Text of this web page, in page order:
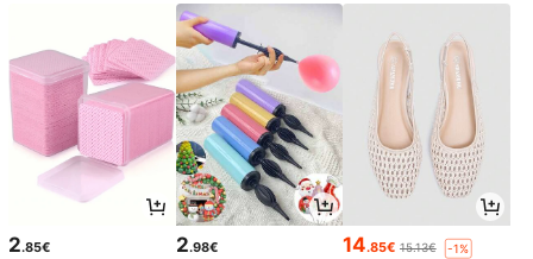
2.85€ 2.98€ 14.85€ 15.13€ -1%